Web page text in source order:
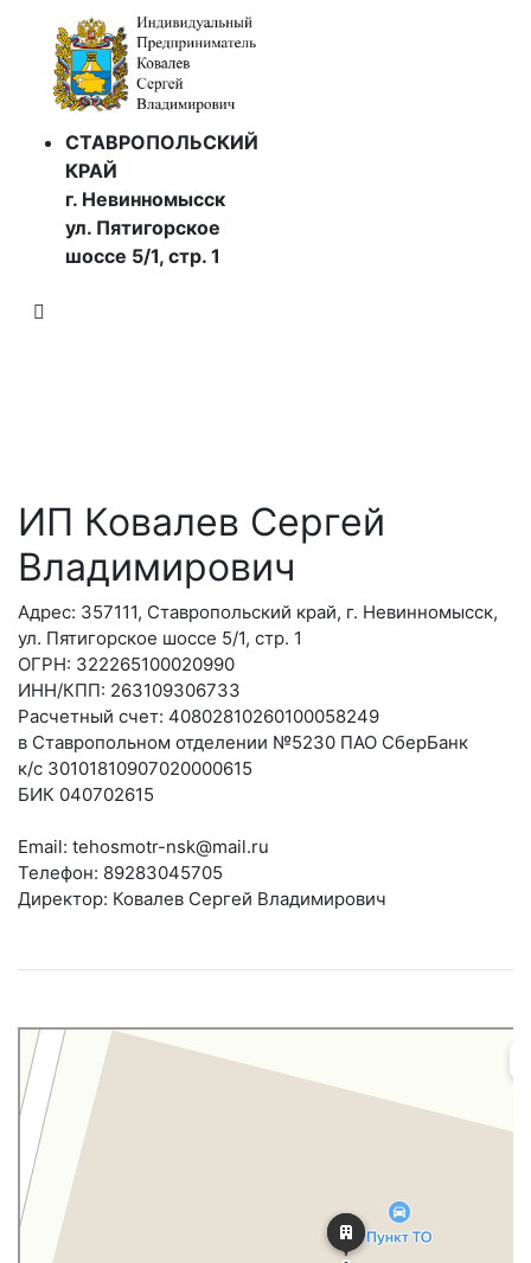
СТАВРОПОЛЬСКИЙ
КРАЙ
г. Невинномысск
ул. Пятигорское
шоссе 5/1, стр. 1
ИП Ковалев Сергей
Владимирович
Адрес: 357111, Ставропольский край, г. Невинномысск,
ул. Пятигорское шоссе 5/1, стр. 1
ОГРН: 322265100020990
ИНН/КПП: 263109306733
Расчетный счет: 40802810260100058249
в Ставропольном отделении №5230 ПАО СберБанк
к/с 30101810907020000615
БИК 040702615
Email: tehosmotr-nsk@mail.ru
Телефон: 89283045705
Директор: Ковалев Сергей Владимирович
Невинномысск
Яндекс.Карты